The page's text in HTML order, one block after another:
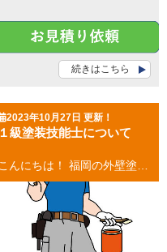
続きはこちら
2023年10月27日 更新！
１級塗装技能士について
こんにちは！ 福岡の外壁塗装・屋根塗装専門店の福岡ペイントです。 １級建塗装能士について、今回は書きたいと思います。 目次 １級塗装技能士とは？ １級塗装技能士のここがすごい！ １級塗装技能士とは？ １級塗装技能士とは、外壁塗装の世界にも資格制度がありその最高峰が、 １級塗装技能士です 厚生労働省が所管している国家資格であり、取得することで 【塗装に関する十分な技術と能力を有していること】 が認定される資格です。 努力を惜しまず厳しい試験を乗り越えた【１級塗装技能士】を取得した職人は、 技術・知識とともに卓越していて仕事に対する意識が高いのは間違いありません！ １級塗装技能士のここがすごい！ １級塗装技能士は厳しい条件と試験をクリアした者のみ ●受験資格は実務実績７年以上 ●試験は学科と実技両方 ●合格率５０％の狭き門 １級塗装技能士の保有者は知識も技術も本物で一流の職人といえるでしょう。 [mailform] お見積もり依頼はコチラから お電話のお問い合わせはコチラから 福岡県・福岡市 外壁塗装・屋根塗装 福岡ペイント 大池本店 福岡ペイントショールーム 福岡県福岡市南区大池1-23-15 TEL：0120-248-228 春日市・大野城市・那珂川市の外壁塗装・屋根塗装 ９月２日グランドオープン 福岡ペイント アクロスモール春日店 福岡ペイントショールーム 福岡県春日市春日５－１７（マツモトキヨシさんとなり） TEL：0120-248-228 👉お電話でのお問い合わせはコチラから